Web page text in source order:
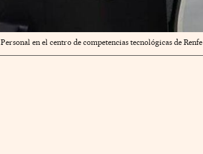
Personal en el centro de competencias tecnológicas de Renfe